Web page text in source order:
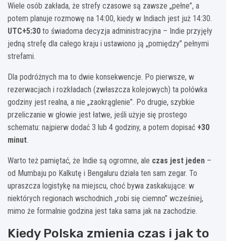
Wiele osób zakłada, że strefy czasowe są zawsze „pełne”, a
potem planuje rozmowę na 14:00, kiedy w Indiach jest już 14:30.
UTC+5:30 to świadoma decyzja administracyjna – Indie przyjęły
jedną strefę dla całego kraju i ustawiono ją „pomiędzy” pełnymi
strefami.
Dla podróżnych ma to dwie konsekwencje. Po pierwsze, w
rezerwacjach i rozkładach (zwłaszcza kolejowych) ta połówka
godziny jest realna, a nie „zaokrąglenie”. Po drugie, szybkie
przeliczanie w głowie jest łatwe, jeśli użyje się prostego
schematu: najpierw dodać 3 lub 4 godziny, a potem dopisać +30
minut.
Warto też pamiętać, że Indie są ogromne, ale czas jest jeden –
od Mumbaju po Kalkutę i Bengaluru działa ten sam zegar. To
upraszcza logistykę na miejscu, choć bywa zaskakujące: w
niektórych regionach wschodnich „robi się ciemno” wcześniej,
mimo że formalnie godzina jest taka sama jak na zachodzie.
Kiedy Polska zmienia czas i jak to